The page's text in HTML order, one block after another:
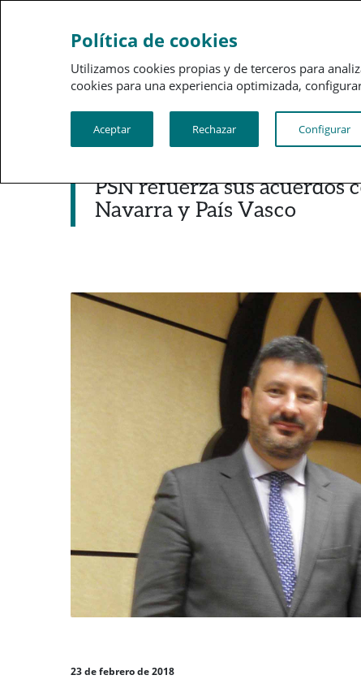
Sobre a PSN
PSN refuerza sus acuerdos
Navarra y País Vasco
23 de febrero de 2018
Política de cookies
Utilizamos cookies propias y de terceros para
cookies para una experiencia optimizada,
Aceptar Rechazar Configurar